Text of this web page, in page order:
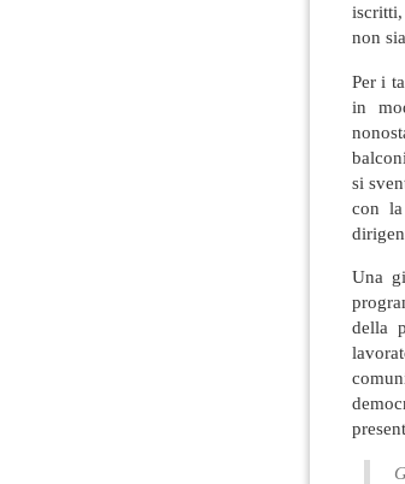
non
Per i
in
si
con
Una
della